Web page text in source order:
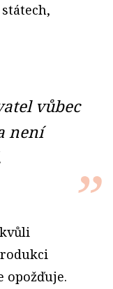
vůbec
není
opožďuje.